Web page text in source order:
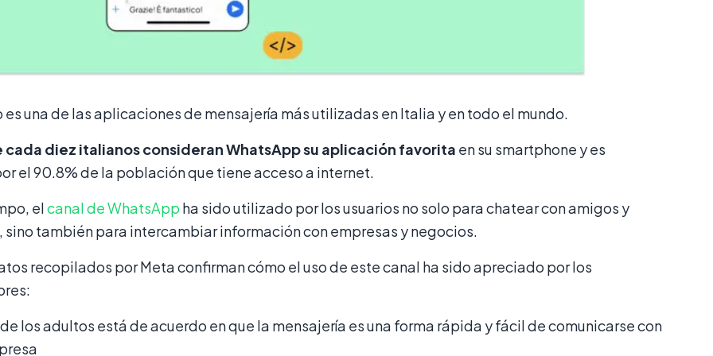
una de las aplicaciones de mensajería más utilizadas en Italia y en todo el mundo.
cada diez italianos consideran WhatsApp su aplicación favorita en su smartphone y es
el 90.8% de la población que tiene acceso a internet.
elcanal de WhatsApp ha sido utilizado por los usuarios no solo para chatear con amigos y
también para intercambiar información con empresas y negocios.
recopilados por Meta confirman cómo el uso de este canal ha sido apreciado por los
los adultos está de acuerdo en que la mensajería es una forma rápida y fácil de comunicarse con